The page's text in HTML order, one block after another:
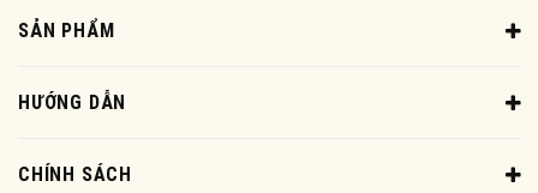
SẢN PHẨM
HƯỚNG DẪN
CHÍNH SÁCH